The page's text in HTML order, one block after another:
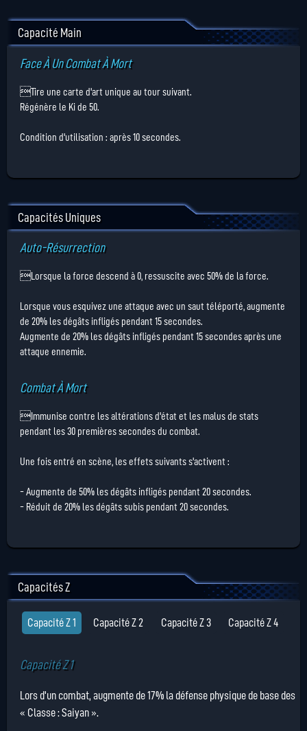
Capacité Main
Face À Un Combat À Mort
Tire une carte d'art unique au tour suivant.
Régénère le Ki de 50.
Condition d'utilisation : après 10 secondes.
Capacités Uniques
Auto-Résurrection
Lorsque la force descend à 0, ressuscite avec 50% de la force.
Lorsque vous esquivez une attaque avec un saut téléporté, augmente
de 20% les dégâts infligés pendant 15 secondes.
Augmente de 20% les dégâts infligés pendant 15 secondes après une
attaque ennemie.
Combat À Mort
Immunise contre les altérations d'état et les malus de stats
pendant les 30 premières secondes du combat.
Une fois entré en scène, les effets suivants s'activent :
- Augmente de 50% les dégâts infligés pendant 20 secondes.
- Réduit de 20% les dégâts subis pendant 20 secondes.
Capacités Z
Capacité Z 1 Capacité Z 2 Capacité Z 3 Capacité Z 4
Capacité Z 1
Lors d'un combat, augmente de 17% la défense physique de base des
« Classe : Saiyan ».